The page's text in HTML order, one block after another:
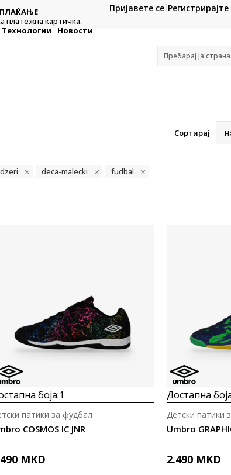
картичка.
CLICK & COLLECT
Платете со картичка online и
Пријавете се Регистрирајте
Технологии Новости
Пребарај ја
Сортирај
deca-malecki fudbal
Uporedi
боја:1
COSMOS IC JNR
патики за фудбал
MKD
Достапна
Umbro
Детски патики
2.490 MKD